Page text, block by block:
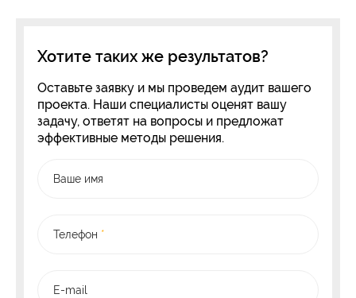
Хотите таких же результатов?
Оставьте заявку и мы проведем аудит вашего
проекта. Наши специалисты оценят вашу
задачу, ответят на вопросы и предложат
эффективные методы решения.
Ваше имя
Телефон *
E-mail